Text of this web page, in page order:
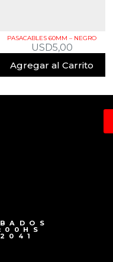
PASACABLES 60MM – NEGRO
USD5,00
Agregar al Carrito